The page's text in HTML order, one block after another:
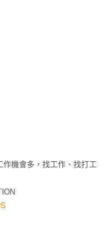
機會多，找工作、找打工